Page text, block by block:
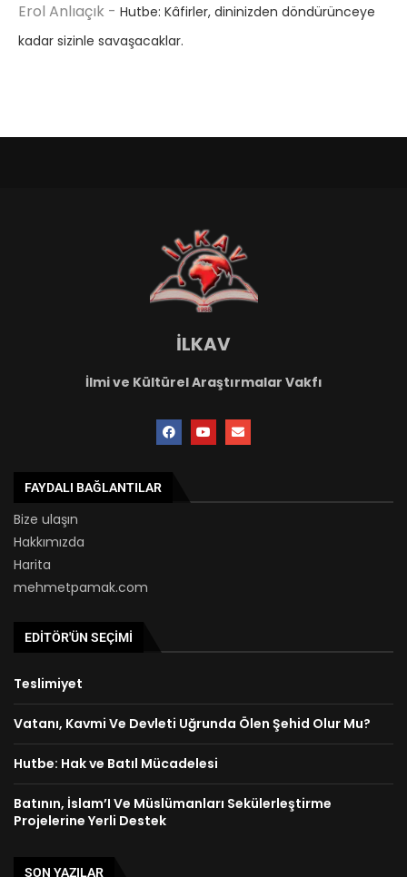
Erol Anlıaçık - Hutbe: Kâfirler, dininizden döndürünceye
kadar sizinle savaşacaklar.
İLKAV
İlmi ve Kültürel Araştırmalar Vakfı
FAYDALI BAĞLANTILAR
Bize ulaşın
Hakkımızda
Harita
mehmetpamak.com
EDITÖR'ÜN SEÇIMI
Teslimiyet
Vatanı, Kavmi Ve Devleti Uğrunda Ölen Şehid Olur Mu?
Hutbe: Hak ve Batıl Mücadelesi
Batının, İslam’I Ve Müslümanları Sekülerleştirme
Projelerine Yerli Destek
SON YAZILAR